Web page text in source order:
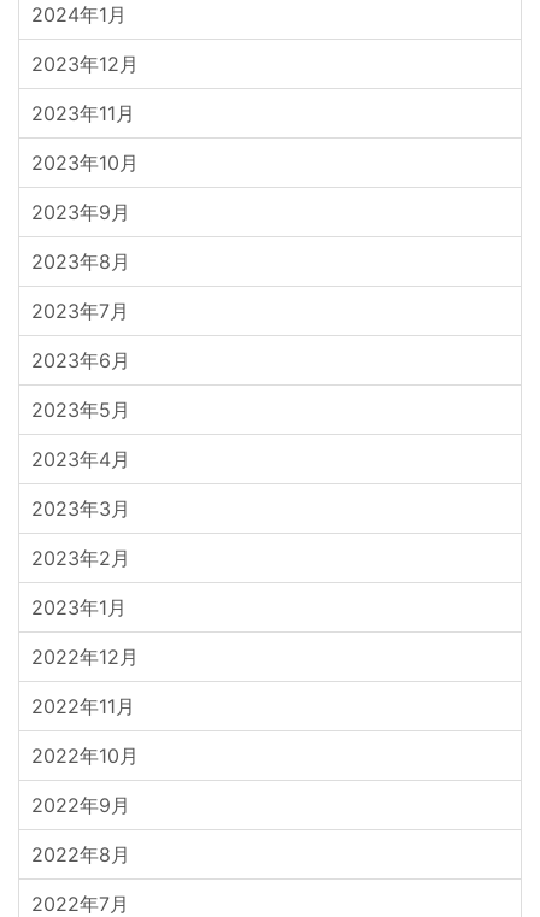
2024年1月
2023年12月
2023年11月
2023年10月
2023年9月
2023年8月
2023年7月
2023年6月
2023年5月
2023年4月
2023年3月
2023年2月
2023年1月
2022年12月
2022年11月
2022年10月
2022年9月
2022年8月
2022年7月